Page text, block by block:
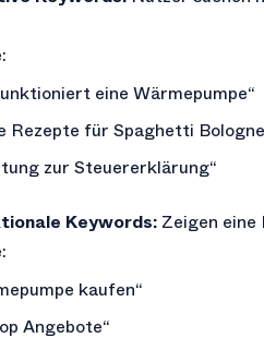
eine Wärmepumpe“
Rezepte für Spaghetti
zur Steuererklärung“
Keywords: Zeigen
kaufen“
Angebote“